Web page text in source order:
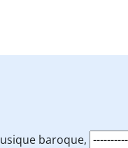
baroque,